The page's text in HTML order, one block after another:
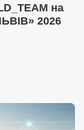
на
2026